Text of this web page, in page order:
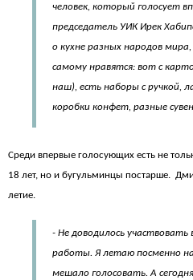
человек, который голосует
председатель УИК Ирек
о кухне разных народов
самому нравятся: вот с
наш), есть наборы с ручкой,
коробки конфет, разные
Среди впервые голосующих есть не
18 лет, но и бугульминцы постарше.
летие.
- Не доводилось участвовать
работы. Я летаю посменно на
мешало голосовать. А